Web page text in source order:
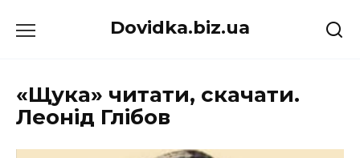
до
Dovidka.biz.ua
«Щука» читати, скачати.
Леонід Глібов